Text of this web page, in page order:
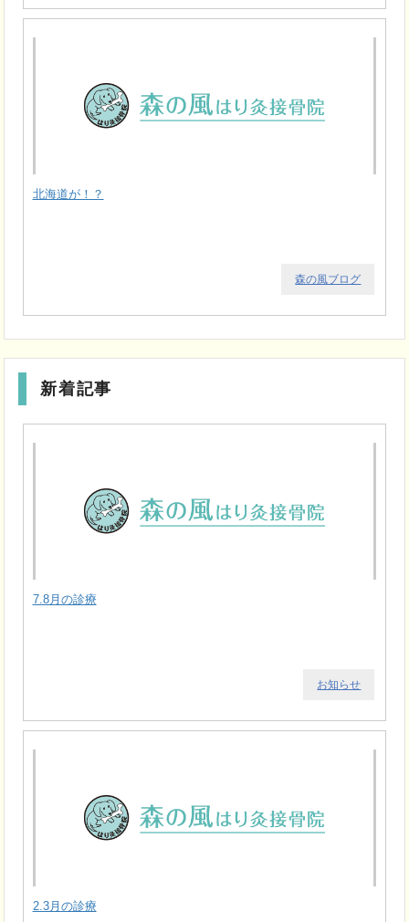
北海道が！？
森の風ブログ
新着記事
7.8月の診療
お知らせ
2.3月の診療